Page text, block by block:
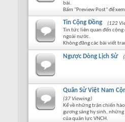
bài.
Bấm "Preview Post" để
Tin Cộng Đồng
(122
Tin tức liên quan đến
ngoài nước.
Không đăng các bài viết
Ngược Dòng Lịch Sử
Quân Sử Việt Nam
(37 Viewing)
Kể về những trận chiến
gương sáng hy sinh,
của quân lực VNCH.